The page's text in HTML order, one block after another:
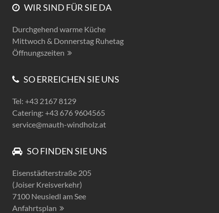
WIR SIND FÜR SIE DA
Durchgehend warme Küche
Mittwoch & Donnerstag Ruhetag
Öffnungszeiten
SO ERREICHEN SIE UNS
Tel: +43 2167 8129
Catering: +43 676 9604565
service@mauth-windholz.at
SO FINDEN SIE UNS
Eisenstädterstraße 205
(Joiser Kreisverkehr)
7100 Neusiedl am See
Anfahrtsplan